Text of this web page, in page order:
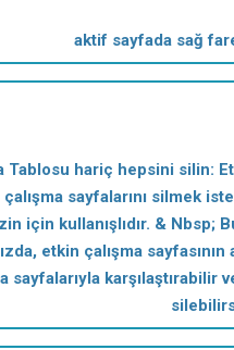
aktif sayfada sağ
Tablosu hariç hepsini silin:
çalışma sayfalarını silmek
için kullanışlıdır. & Nbsp;
etkin çalışma sayfasının
sayfalarıyla karşılaştırabilir